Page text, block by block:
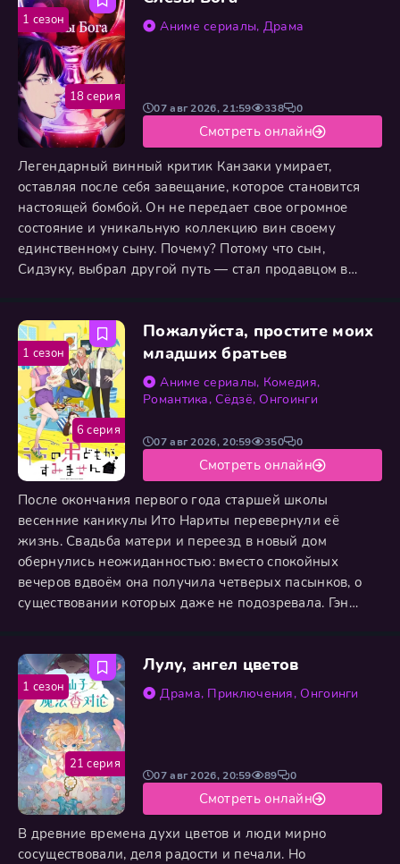
кризисами, бесконечной перерисовкой эскизов и
неуверенностью
Аниме сериалы, Драма
Легендарный винный критик Канзаки умирает,
оставляя после себя завещание, которое становится
настоящей бомбой. Он не передает свое огромное
состояние и уникальную коллекцию вин своему
единственному сыну. Почему? Потому что сын,
Сидзуку, выбрал другой путь — стал продавцом в
Сидзуку должен пройти необычное испытание. Его
соперник — молодой винный критик с блестящим
талантом, который уже затмил многих
07 авг 2026, 21:59 338 0
Смотреть онлайн
18 серия
1 сезон
Пожалуйста, простите моих
младших братьев
Аниме сериалы, Комедия,
Романтика, Сёдзё, Онгоинги
После окончания первого года старшей школы
весенние каникулы Ито Нариты перевернули её
жизнь. Свадьба матери и переезд в новый дом
обернулись неожиданностью: вместо спокойных
вечеров вдвоём она получила четверых пасынков, о
существовании которых даже не подозревала. Гэн
порога повис на «новой сестрёнке». Ито взялась
наводить порядок: хлопотала по дому, готовила,
пыталась всех примирить. Поначалу
07 авг 2026, 20:59 350 0
Смотреть онлайн
6 серия
1 сезон
Лулу, ангел цветов
Драма, Приключения, Онгоинги
В древние времена духи цветов и люди мирно
сосуществовали, деля радости и печали. Но
07 авг 2026, 20:59 89 0
Смотреть онлайн
21 серия
1 сезон